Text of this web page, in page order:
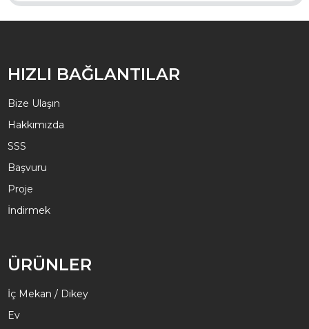
HIZLI BAĞLANTILAR
Bize Ulaşın
Hakkımızda
SSS
Başvuru
Proje
İndirmek
ÜRÜNLER
İç Mekan / Dikey
Ev